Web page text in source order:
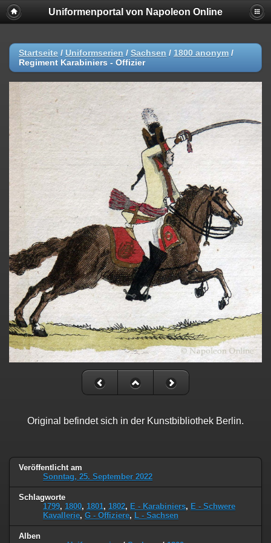
Uniformenportal von Napoleon Online
Startseite / Uniformserien / Sachsen / 1800 anonym /
Regiment Karabiniers - Offizier
Original befindet sich in der Kunstbibliothek Berlin.
Veröffentlicht am
Sonntag, 25. September 2022
Schlagworte
1799, 1800, 1801, 1802, E - Karabiniers, E - Schwere
Kavallerie, G - Offiziere, L - Sachsen
Alben